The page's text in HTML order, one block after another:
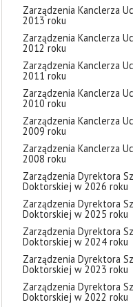
Zarządzenia Kanclerza
2013 roku
Zarządzenia Kanclerza
2012 roku
Zarządzenia Kanclerza
2011 roku
Zarządzenia Kanclerza
2010 roku
Zarządzenia Kanclerza
2009 roku
Zarządzenia Kanclerza
2008 roku
Zarządzenia Dyrektora
Doktorskiej w 2026 roku
Zarządzenia Dyrektora
Doktorskiej w 2025 roku
Zarządzenia Dyrektora
Doktorskiej w 2024 roku
Zarządzenia Dyrektora
Doktorskiej w 2023 roku
Zarządzenia Dyrektora
Doktorskiej w 2022 roku